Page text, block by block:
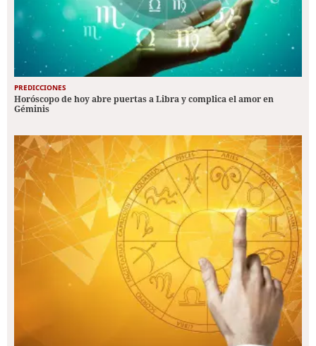
PREDICCIONES
Horóscopo de hoy abre puertas a Libra y complica el amor en
Géminis